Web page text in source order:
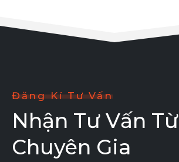
Đăng Kí Tư Vấn
Nhận Tư Vấn Từ
Chuyên Gia